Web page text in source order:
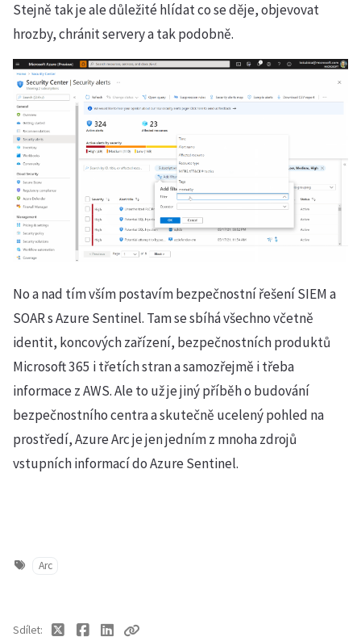
Stejně tak je ale důležité hlídat co se děje, objevovat
hrozby, chránit servery a tak podobně.
No a nad tím vším postavím bezpečnostní řešení SIEM a
SOAR s Azure Sentinel. Tam se sbíhá všechno včetně
identit, koncových zařízení, bezpečnostních produktů
Microsoft 365 i třetích stran a samozřejmě i třeba
informace z AWS. Ale to už je jiný příběh o budování
bezpečnostního centra a skutečně ucelený pohled na
prostředí, Azure Arc je jen jedním z mnoha zdrojů
vstupních informací do Azure Sentinel.
Arc
Sdílet